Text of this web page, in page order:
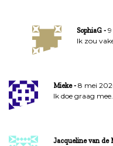
SophiaG
Ik zou
Mieke
8 mei
Ik doe graag
Jacqueline van de